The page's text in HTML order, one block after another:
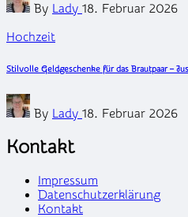
by
By Lady 18. Februar 2026
Posted
Hochzeit
Stilvolle Geldgeschenke für das Brautpaar –
Posted
by
By Lady 18. Februar 2026
Kontakt
Impressum
Datenschutzerklärung
Kontakt